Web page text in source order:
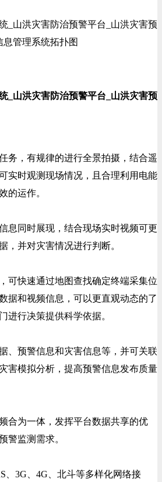
务，有规律的进行全景拍摄，结合遥
实时观测现场情况，且合理利用电能
的运作。
息同时展现，结合现场实时视频可更
，并对灾害情况进行判断。
可快速通过地图查找确定终端采集位
据和视频信息，可以更直观动态的了
进行决策提供科学依据。
、预警信息和灾害信息等，并可关联
害模拟分析，提高预警信息发布质量
合为一体，发挥平台数据共享的优
警监测需求。
、3G、4G、北斗等多样化网络接